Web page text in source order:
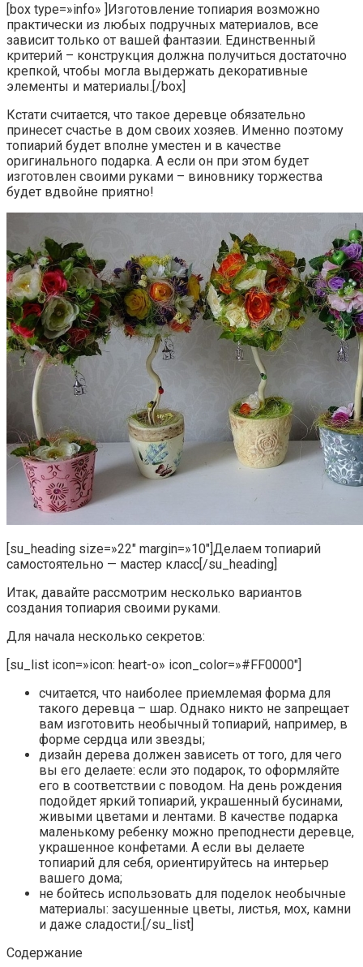
[box type=»info» ]Изготовление топиария возможно
практически из любых подручных материалов, все
зависит только от вашей фантазии. Единственный
критерий – конструкция должна получиться достаточно
крепкой, чтобы могла выдержать декоративные
элементы и материалы.[/box]
Кстати считается, что такое деревце обязательно
принесет счастье в дом своих хозяев. Именно поэтому
топиарий будет вполне уместен и в качестве
оригинального подарка. А если он при этом будет
изготовлен своими руками – виновнику торжества
будет вдвойне приятно!
[su_heading size=»22″ margin=»10″]Делаем топиарий
самостоятельно — мастер класс[/su_heading]
Итак, давайте рассмотрим несколько вариантов
создания топиария своими руками.
Для начала несколько секретов:
[su_list icon=»icon: heart-o» icon_color=»#FF0000″]
считается, что наиболее приемлемая форма для
такого деревца – шар. Однако никто не запрещает
вам изготовить необычный топиарий, например, в
форме сердца или звезды;
дизайн дерева должен зависеть от того, для чего
вы его делаете: если это подарок, то оформляйте
его в соответствии с поводом. На день рождения
подойдет яркий топиарий, украшенный бусинами,
живыми цветами и лентами. В качестве подарка
маленькому ребенку можно преподнести деревце,
украшенное конфетами. А если вы делаете
топиарий для себя, ориентируйтесь на интерьер
вашего дома;
не бойтесь использовать для поделок необычные
материалы: засушенные цветы, листья, мох, камни
и даже сладости.[/su_list]
Содержание